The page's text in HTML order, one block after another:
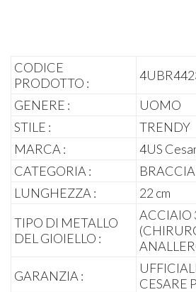
CODICE
PRODOTTO :
GENERE :
UOMO
STILE :
TRENDY
MARCA :
4US
CATEGORIA :
LUNGHEZZA :
22 cm
TIPO DI METALLO
DEL GIOIELLO :
ACCIAIO
GARANZIA :
CESARE